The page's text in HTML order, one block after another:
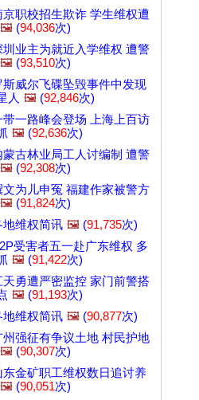
京职校招生欺诈 学生维权遭
🖼️ (94,036次)
圳业主为就近入学维权 遭警
🖼️ (93,510次)
斯威尔飞碟坠毁事件中发现
人 🖼️ (92,846次)
带一路峰会登场 上海上百访
🖼️ (92,636次)
蒙古林业局工人讨编制 遭警
🖼️ (92,308次)
文为儿申冤 福建作家被警方
🖼️ (91,824次)
地维权简讯 🖼️ (91,735次)
受害者五一赴广东维权 多
🖼️ (91,422次)
天勇遭严密监控 家门前警搭
🖼️ (91,193次)
地维权简讯 🖼️ (90,877次)
州强征有争议土地 村民护地
🖼️ (90,307次)
东金矿职工维权数日追讨养
🖼️ (90,051次)